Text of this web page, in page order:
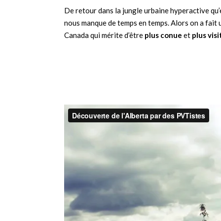
De retour dans la jungle urbaine hyperactive
nous manque de temps en temps. Alors on a
Canada qui mérite d’être plus conue et plus